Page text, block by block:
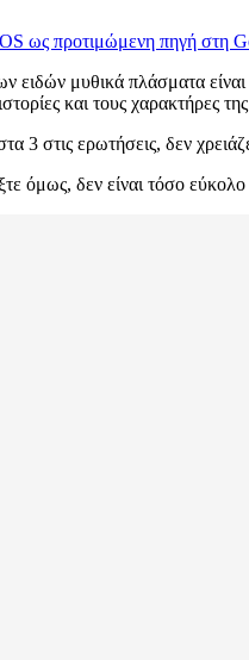
ως προτιμώμενη πηγή στη
ειδών μυθικά πλάσματα
και τους χαρακτήρες
3 στις ερωτήσεις, δεν
όμως, δεν είναι τόσο εύκολο